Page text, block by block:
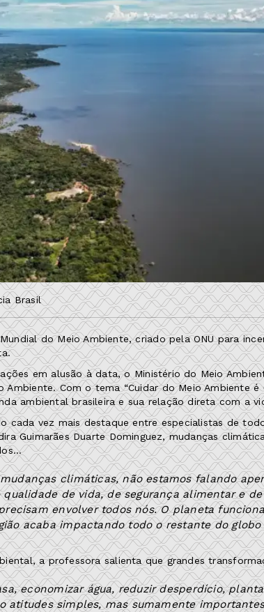
Brasil
do Meio Ambiente, criado pela ONU para
em alusão à data, o Ministério do Meio
Ambiente. Com o tema “Cuidar do Meio Ambiente
ambiental brasileira e sua relação direta com a
cada vez mais destaque entre especialistas de
Guimarães Duarte Dominguez, mudanças
climáticas, não estamos falando
de vida, de segurança alimentar e
envolver todos nós. O planeta
acaba impactando todo o restante do globo
a professora salienta que grandes
economizar água, reduzir desperdício,
atitudes simples, mas sumamente